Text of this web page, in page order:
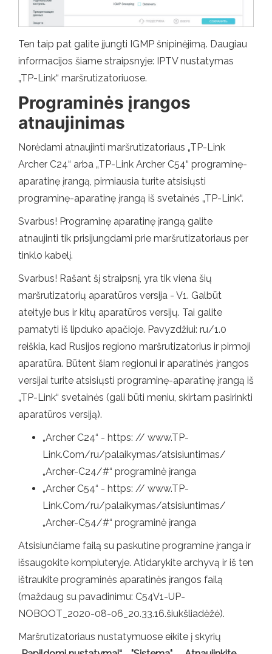
Ten taip pat galite įjungti IGMP šnipinėjimą. Daugiau
informacijos šiame straipsnyje: IPTV nustatymas
„TP-Link“ maršrutizatoriuose.
Programinės įrangos
atnaujinimas
Norėdami atnaujinti maršrutizatoriaus „TP-Link
Archer C24“ arba „TP-Link Archer C54“ programinę-
aparatinę įrangą, pirmiausia turite atsisiųsti
programinę-aparatinę įrangą iš svetainės „TP-Link“.
Svarbus! Programinę aparatinę įrangą galite
atnaujinti tik prisijungdami prie maršrutizatoriaus per
tinklo kabelį.
Svarbus! Rašant šį straipsnį, yra tik viena šių
maršrutizatorių aparatūros versija - V1. Galbūt
ateityje bus ir kitų aparatūros versijų. Tai galite
pamatyti iš lipduko apačioje. Pavyzdžiui: ru/1.0
reiškia, kad Rusijos regiono maršrutizatorius ir pirmoji
aparatūra. Būtent šiam regionui ir aparatinės įrangos
versijai turite atsisiųsti programinę-aparatinę įrangą iš
„TP-Link“ svetainės (gali būti meniu, skirtam pasirinkti
aparatūros versiją).
„Archer C24“ - https: // www.TP-
Link.Com/ru/palaikymas/atsisiuntimas/
„Archer-C24/#“ programinė įranga
„Archer C54“ - https: // www.TP-
Link.Com/ru/palaikymas/atsisiuntimas/
„Archer-C54/#“ programinė įranga
Atsisiunčiame failą su paskutine programine įranga ir
išsaugokite kompiuteryje. Atidarykite archyvą ir iš ten
ištraukite programinės aparatinės įrangos failą
(maždaug su pavadinimu: C54V1-UP-
NOBOOT_2020-08-06_20.33.16.šiukšliadėžė).
Maršrutizatoriaus nustatymuose eikite į skyrių